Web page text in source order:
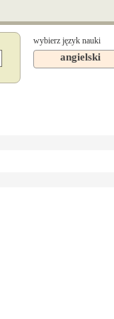
wybierz język nauki
angielski